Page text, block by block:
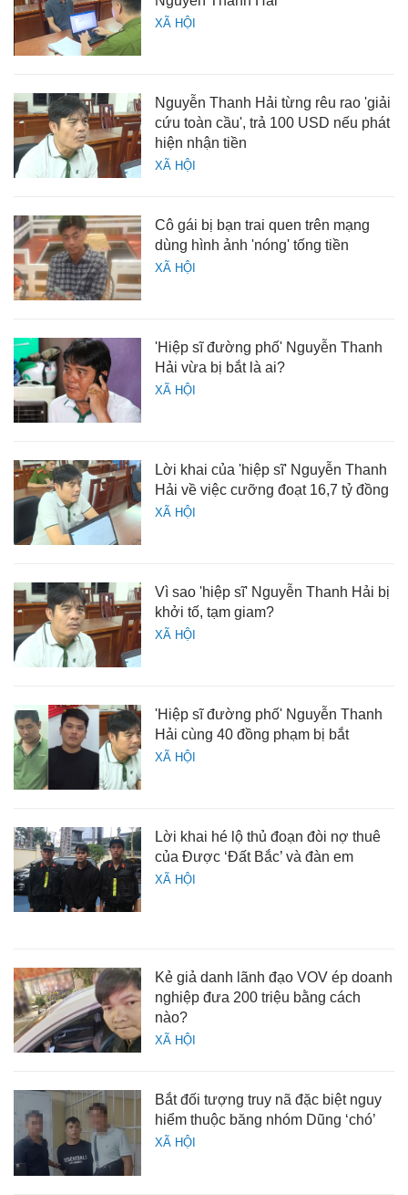
XÃ HỘI
XÃ HỘI
Nguyễn Thanh Hải từng rêu rao 'giải
cứu toàn cầu', trả 100 USD nếu phát
hiện nhận tiền
XÃ HỘI
Cô gái bị bạn trai quen trên mạng
dùng hình ảnh 'nóng' tống tiền
XÃ HỘI
'Hiệp sĩ đường phố' Nguyễn Thanh
Hải vừa bị bắt là ai?
XÃ HỘI
Lời khai của 'hiệp sĩ' Nguyễn Thanh
Hải về việc cưỡng đoạt 16,7 tỷ đồng
XÃ HỘI
Vì sao 'hiệp sĩ' Nguyễn Thanh Hải bị
khởi tố, tạm giam?
XÃ HỘI
'Hiệp sĩ đường phố' Nguyễn Thanh
Hải cùng 40 đồng phạm bị bắt
XÃ HỘI
Lời khai hé lộ thủ đoạn đòi nợ thuê
của Được ‘Đất Bắc’ và đàn em
XÃ HỘI
Kẻ giả danh lãnh đạo VOV ép doanh
nghiệp đưa 200 triệu bằng cách
nào?
XÃ HỘI
Bắt đối tượng truy nã đặc biệt nguy
hiểm thuộc băng nhóm Dũng ‘chó’